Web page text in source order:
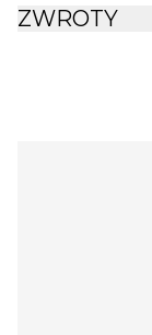
ZWROTY